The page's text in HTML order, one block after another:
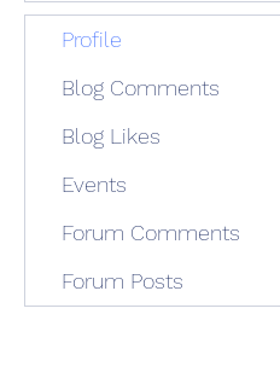
Profile
Blog Comments
Blog Likes
Events
Forum Comments
Forum Posts